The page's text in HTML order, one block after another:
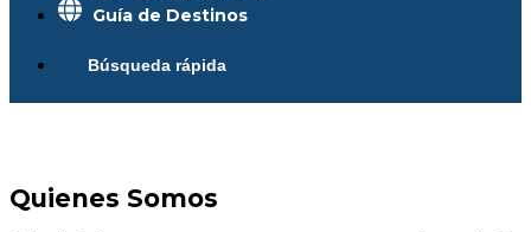
Guía de Destinos
Búsqueda rápida
Quienes Somos